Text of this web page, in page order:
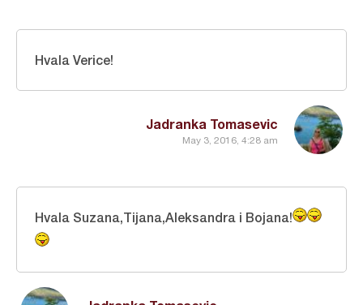
Jadranka Tomasevic
May 3, 2016, 4:28 am
Hvala Verice!
Hvala Suzana,Tijana,Aleksandra i Bojana!